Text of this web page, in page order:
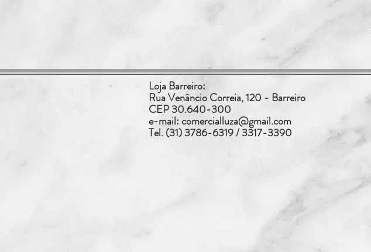
Loja Barreiro:
Rua Venâncio Correia, 120 - Barreiro
CEP 30.640-300
e-mail:comercialluza@gmail.com
Tel. (31) 3786-6319 / 3317-3390